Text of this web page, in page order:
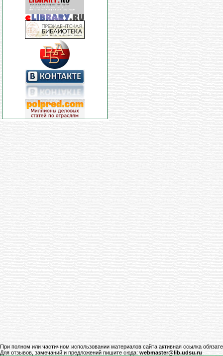
При полном или частичном использовании материалов сайта активная ссылка
Для отзывов, замечаний и предложений пишите сюда: webmaster@lib.udsu.ru